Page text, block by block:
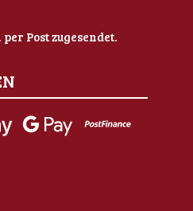
Post zugesendet.